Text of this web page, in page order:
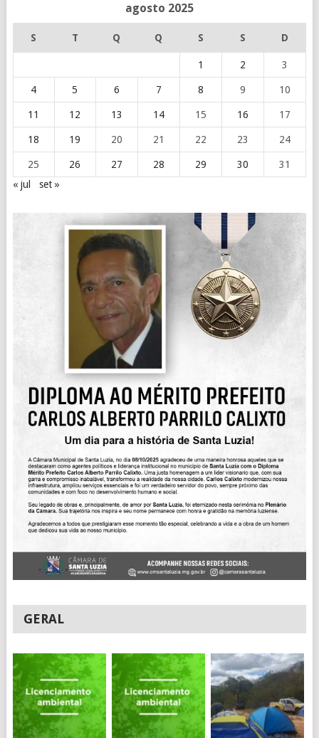
agosto 2025
S T Q Q S S D
1 2 3
4 5 6 7 8 9 10
11 12 13 14 15 16 17
18 19 20 21 22 23 24
25 26 27 28 29 30
31
« jul
set »
GERAL